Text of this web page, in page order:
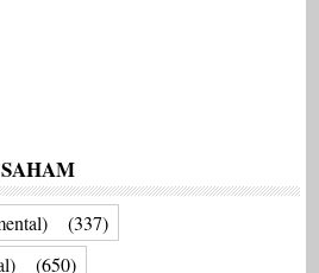
(337)
(650)